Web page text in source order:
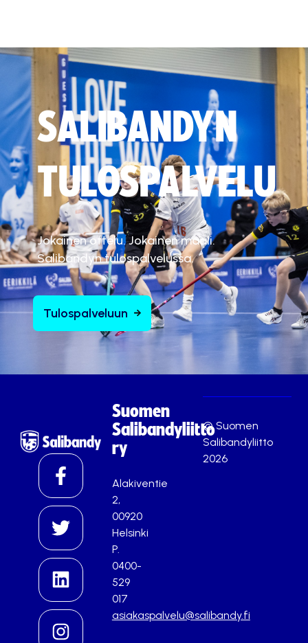
SALIBANDYN
TULOSPALVELU
Jokainen ottelu. Jokainen maali.
Salibandyn tulospalvelussa.
Tulospalveluun
Suomen
Salibandyliitto
ry
Alakiventie
2,
00920
Helsinki
P.
0400-
529
017
asiakaspalvelu@salibandy.fi
© Suomen
Salibandyliitto
2026